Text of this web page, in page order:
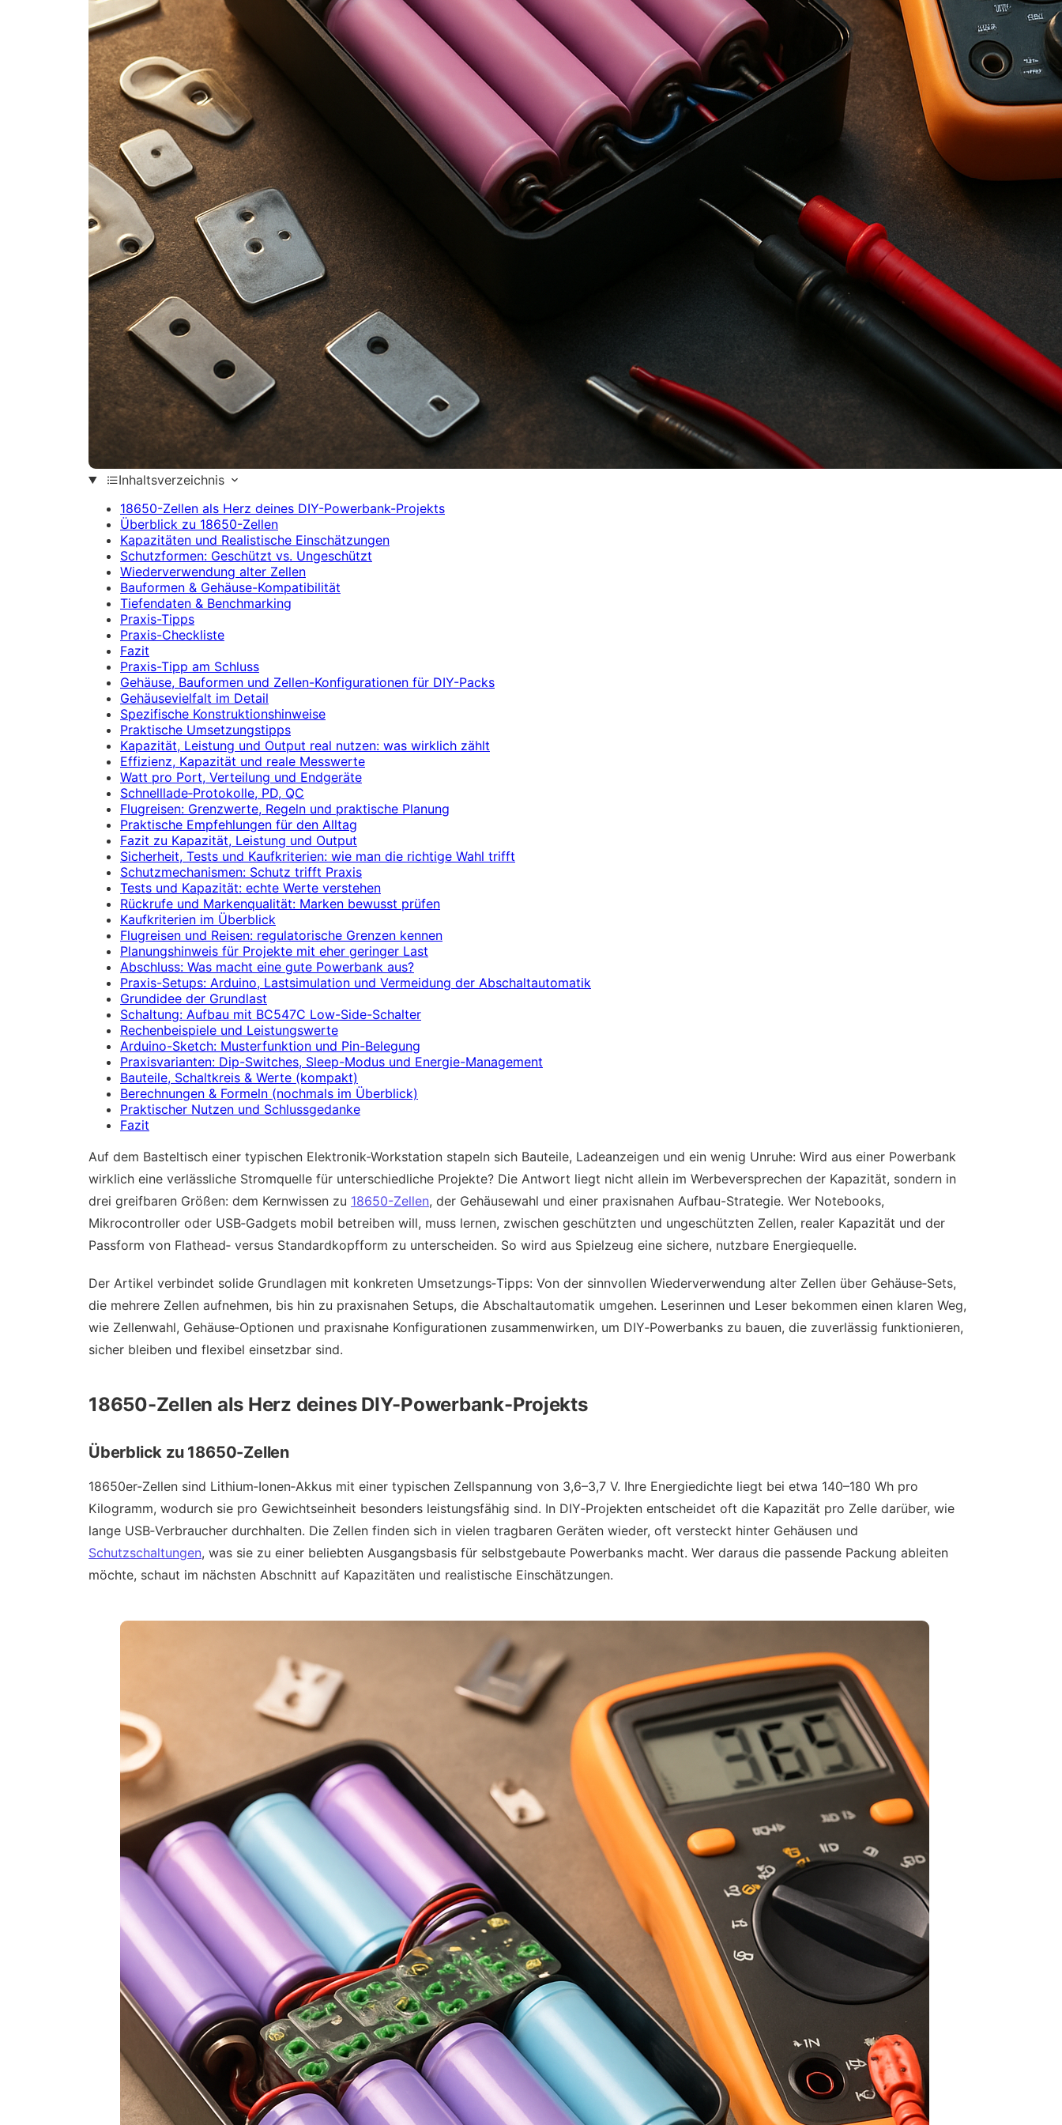
Inhaltsverzeichnis
18650-Zellen als Herz deines DIY-Powerbank-Projekts
Überblick zu 18650-Zellen
Kapazitäten und Realistische Einschätzungen
Schutzformen: Geschützt vs. Ungeschützt
Wiederverwendung alter Zellen
Bauformen & Gehäuse-Kompatibilität
Tiefendaten & Benchmarking
Praxis-Tipps
Praxis-Checkliste
Fazit
Praxis-Tipp am Schluss
Gehäuse, Bauformen und Zellen-Konfigurationen für DIY-Packs
Gehäusevielfalt im Detail
Spezifische Konstruktionshinweise
Praktische Umsetzungstipps
Kapazität, Leistung und Output real nutzen: was wirklich zählt
Effizienz, Kapazität und reale Messwerte
Watt pro Port, Verteilung und Endgeräte
Schnelllade‑Protokolle, PD, QC
Flugreisen: Grenzwerte, Regeln und praktische Planung
Praktische Empfehlungen für den Alltag
Fazit zu Kapazität, Leistung und Output
Sicherheit, Tests und Kaufkriterien: wie man die richtige Wahl trifft
Schutzmechanismen: Schutz trifft Praxis
Tests und Kapazität: echte Werte verstehen
Rückrufe und Markenqualität: Marken bewusst prüfen
Kaufkriterien im Überblick
Flugreisen und Reisen: regulatorische Grenzen kennen
Planungshinweis für Projekte mit eher geringer Last
Abschluss: Was macht eine gute Powerbank aus?
Praxis-Setups: Arduino, Lastsimulation und Vermeidung der Abschaltautomatik
Grundidee der Grundlast
Schaltung: Aufbau mit BC547C Low-Side-Schalter
Rechenbeispiele und Leistungswerte
Arduino-Sketch: Musterfunktion und Pin-Belegung
Praxisvarianten: Dip-Switches, Sleep-Modus und Energie-Management
Bauteile, Schaltkreis & Werte (kompakt)
Berechnungen & Formeln (nochmals im Überblick)
Praktischer Nutzen und Schlussgedanke
Fazit
Auf dem Basteltisch einer typischen Elektronik-Workstation stapeln sich Bauteile, Ladeanzeigen und ein wenig Unruhe: Wird aus einer Powerbank
wirklich eine verlässliche Stromquelle für unterschiedliche Projekte? Die Antwort liegt nicht allein im Werbeversprechen der Kapazität, sondern in
drei greifbaren Größen: dem Kernwissen zu 18650-Zellen, der Gehäusewahl und einer praxisnahen Aufbau-Strategie. Wer Notebooks,
Mikrocontroller oder USB‑Gadgets mobil betreiben will, muss lernen, zwischen geschützten und ungeschützten Zellen, realer Kapazität und der
Passform von Flathead‑ versus Standardkopfform zu unterscheiden. So wird aus Spielzeug eine sichere, nutzbare Energiequelle.
Der Artikel verbindet solide Grundlagen mit konkreten Umsetzungs‑Tipps: Von der sinnvollen Wiederverwendung alter Zellen über Gehäuse‑Sets,
die mehrere Zellen aufnehmen, bis hin zu praxisnahen Setups, die Abschaltautomatik umgehen. Leserinnen und Leser bekommen einen klaren Weg,
wie Zellenwahl, Gehäuse‑Optionen und praxisnahe Konfigurationen zusammenwirken, um DIY‑Powerbanks zu bauen, die zuverlässig funktionieren,
sicher bleiben und flexibel einsetzbar sind.
18650-Zellen als Herz deines DIY-Powerbank-Projekts
Überblick zu 18650-Zellen
18650er‑Zellen sind Lithium‑Ionen‑Akkus mit einer typischen Zellspannung von 3,6–3,7 V. Ihre Energiedichte liegt bei etwa 140–180 Wh pro
Kilogramm, wodurch sie pro Gewichtseinheit besonders leistungsfähig sind. In DIY‑Projekten entscheidet oft die Kapazität pro Zelle darüber, wie
lange USB‑Verbraucher durchhalten. Die Zellen finden sich in vielen tragbaren Geräten wieder, oft versteckt hinter Gehäusen und
Schutzschaltungen, was sie zu einer beliebten Ausgangsbasis für selbstgebaute Powerbanks macht. Wer daraus die passende Packung ableiten
möchte, schaut im nächsten Abschnitt auf Kapazitäten und realistische Einschätzungen.